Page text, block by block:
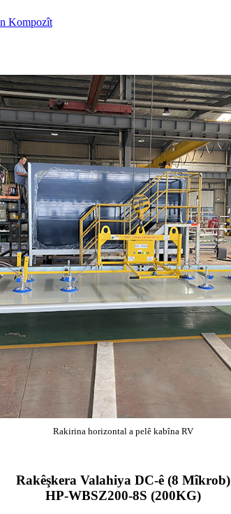
Kompozît
Rakirina horizontal a pelê kabîna RV
Rakêşkera Valahiya DC-ê (8 Mîkrob)
HP-WBSZ200-8S (200KG)